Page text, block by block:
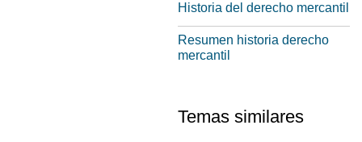
Historia del derecho mercantil
Resumen historia derecho
mercantil
Temas similares